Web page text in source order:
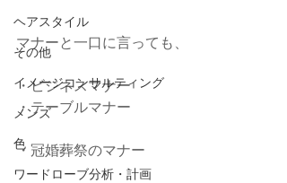
ヘアスタイル
その他
イメージコンサルティング
メンズ
色
ワードローブ分析・計画
マナーと一口に言っても、
・ビジネスマナー
・テーブルマナー
・冠婚葬祭のマナー